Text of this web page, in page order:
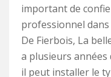
important de
professionnel dans
De Fierbois, La
a plusieurs années
il peut installer le